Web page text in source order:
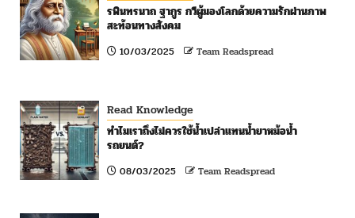
รพินทรนาถ ฐากูร กวีผู้มองโลกด้วยความรักผ่านภาพ
สะท้อนทางสังคม
10/03/2025 Team Readspread
Read Knowledge
ทำไมเราถึงไม่ควรใช้น้ำเปล่าแทนน้ำยาหม้อน้ำ
รถยนต์?
08/03/2025 Team Readspread